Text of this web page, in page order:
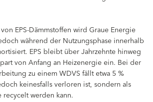
EPS-Dämmstoffen wird Graue Energie
während der Nutzungsphase innerhalb
EPS bleibt über Jahrzehnte hinweg
von Anfang an Heizenergie ein. Bei der
zu einem WDVS fällt etwa 5 %
keinesfalls verloren ist, sondern als
recycelt werden kann.